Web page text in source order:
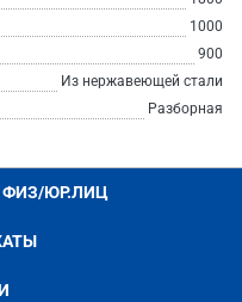
1000
900
Из нержавеющей стали
Разборная
ЮР.ЛИЦ